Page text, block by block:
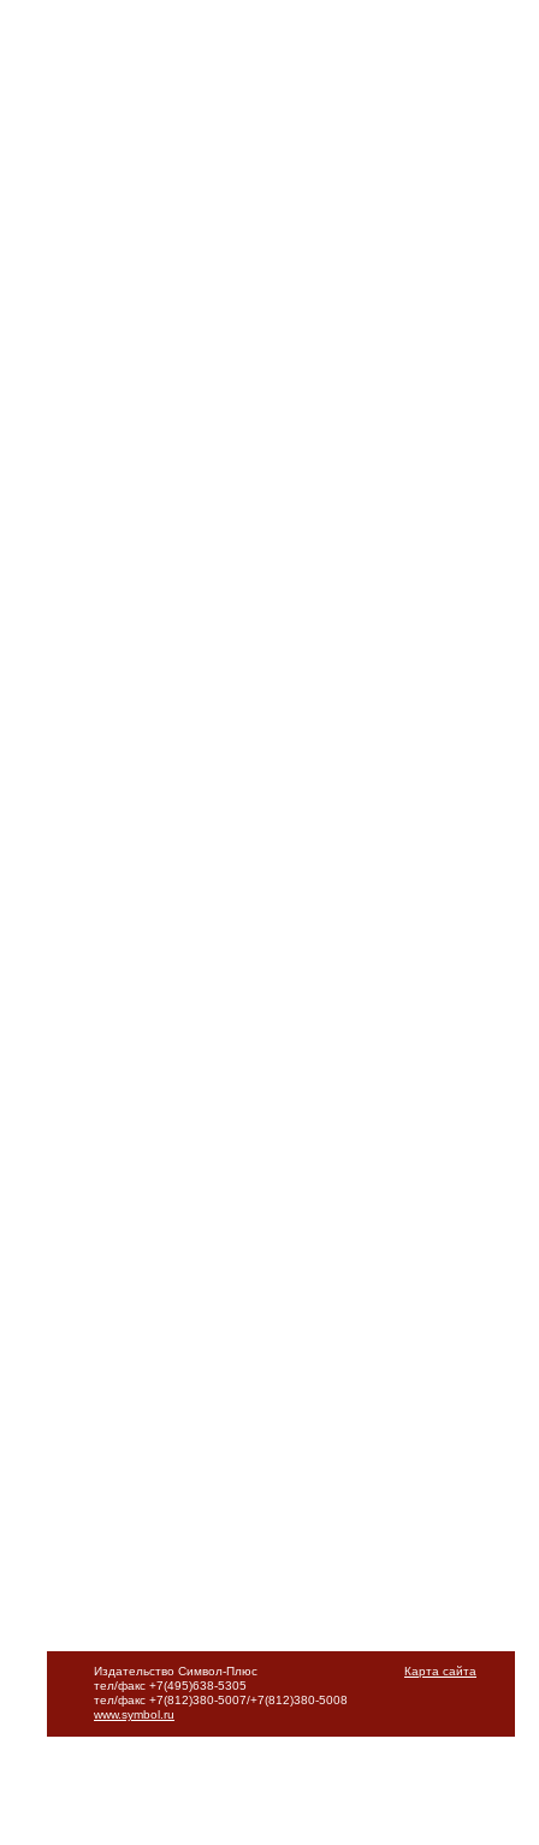
Карта сайта
Издательство Символ-Плюс
тел/факс +7(495)638-5305
тел/факс +7(812)380-5007/+7(812)380-5008
www.symbol.ru